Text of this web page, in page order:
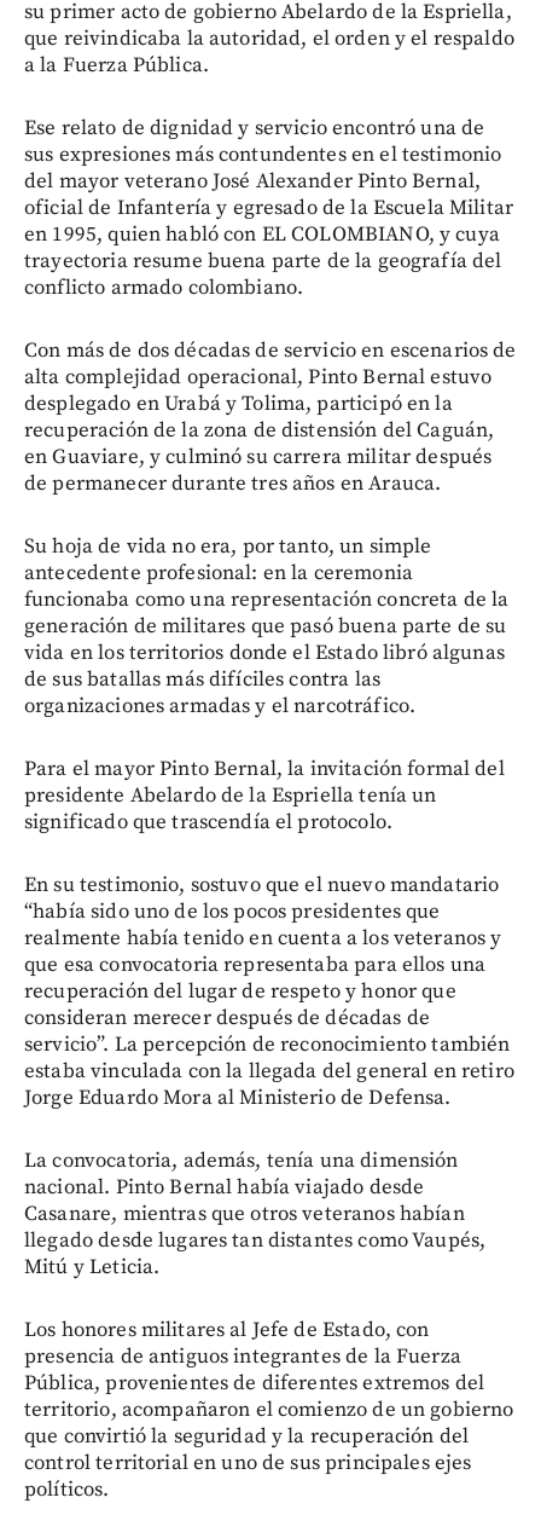
su primer acto de gobierno Abelardo de la Espriella,
que reivindicaba la autoridad, el orden y el respaldo
a la Fuerza Pública.
Ese relato de dignidad y servicio encontró una de
sus expresiones más contundentes en el testimonio
del mayor veterano José Alexander Pinto Bernal,
oficial de Infantería y egresado de la Escuela Militar
en 1995, quien habló con EL COLOMBIANO, y cuya
trayectoria resume buena parte de la geografía del
conflicto armado colombiano.
Con más de dos décadas de servicio en escenarios de
alta complejidad operacional, Pinto Bernal estuvo
desplegado en Urabá y Tolima, participó en la
recuperación de la zona de distensión del Caguán,
en Guaviare, y culminó su carrera militar después
de permanecer durante tres años en Arauca.
Su hoja de vida no era, por tanto, un simple
antecedente profesional: en la ceremonia
funcionaba como una representación concreta de la
generación de militares que pasó buena parte de su
vida en los territorios donde el Estado libró algunas
de sus batallas más difíciles contra las
organizaciones armadas y el narcotráfico.
Para el mayor Pinto Bernal, la invitación formal del
presidente Abelardo de la Espriella tenía un
significado que trascendía el protocolo.
En su testimonio, sostuvo que el nuevo mandatario
“había sido uno de los pocos presidentes que
realmente había tenido en cuenta a los veteranos y
que esa convocatoria representaba para ellos una
recuperación del lugar de respeto y honor que
consideran merecer después de décadas de
servicio”. La percepción de reconocimiento también
estaba vinculada con la llegada del general en retiro
Jorge Eduardo Mora al Ministerio de Defensa.
La convocatoria, además, tenía una dimensión
nacional. Pinto Bernal había viajado desde
Casanare, mientras que otros veteranos habían
llegado desde lugares tan distantes como Vaupés,
Mitú y Leticia.
Los honores militares al Jefe de Estado, con
presencia de antiguos integrantes de la Fuerza
Pública, provenientes de diferentes extremos del
territorio, acompañaron el comienzo de un gobierno
que convirtió la seguridad y la recuperación del
control territorial en uno de sus principales ejes
políticos.